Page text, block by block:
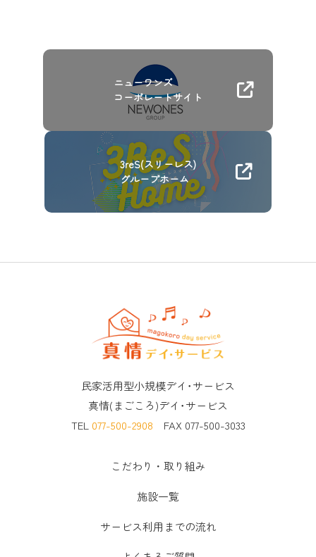
ニューワンズ
コーポレートサイト
3reS(スリーレス)
グループホーム
民家活用型小規模デイ･サービス
真情(まごころ)デイ･サービス
TEL 077-500-2908 FAX 077-500-3033
こだわり・取り組み
施設一覧
サービス利用までの流れ